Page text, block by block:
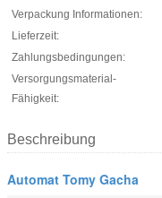
Verpackung Informationen:
Lieferzeit:
Zahlungsbedingungen:
Versorgungsmaterial-
Fähigkeit:
Beschreibung
Automat Tomy Gacha